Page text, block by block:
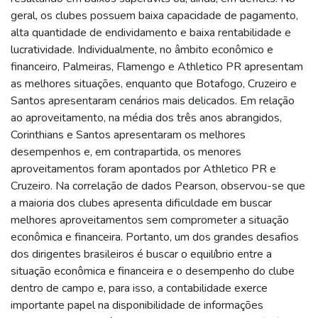
geral, os clubes possuem baixa capacidade de pagamento,
alta quantidade de endividamento e baixa rentabilidade e
lucratividade. Individualmente, no âmbito econômico e
financeiro, Palmeiras, Flamengo e Athletico PR apresentam
as melhores situações, enquanto que Botafogo, Cruzeiro e
Santos apresentaram cenários mais delicados. Em relação
ao aproveitamento, na média dos três anos abrangidos,
Corinthians e Santos apresentaram os melhores
desempenhos e, em contrapartida, os menores
aproveitamentos foram apontados por Athletico PR e
Cruzeiro. Na correlação de dados Pearson, observou-se que
a maioria dos clubes apresenta dificuldade em buscar
melhores aproveitamentos sem comprometer a situação
econômica e financeira. Portanto, um dos grandes desafios
dos dirigentes brasileiros é buscar o equilíbrio entre a
situação econômica e financeira e o desempenho do clube
dentro de campo e, para isso, a contabilidade exerce
importante papel na disponibilidade de informações